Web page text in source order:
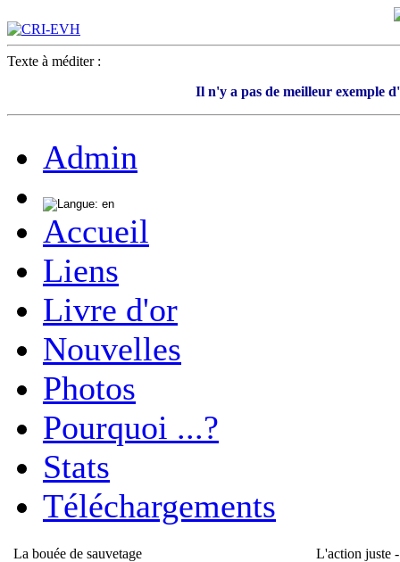
Texte à méditer :
Il n'y a pas de meilleur exemple
Admin
Accueil
Liens
Livre d'or
Nouvelles
Photos
Pourquoi ...?
Stats
Téléchargements
La bouée de sauvetage L'action juste